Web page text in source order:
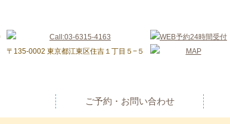
〒135-0002 東京都江東区住吉１丁目５−５
ご予約・お問い合わせ